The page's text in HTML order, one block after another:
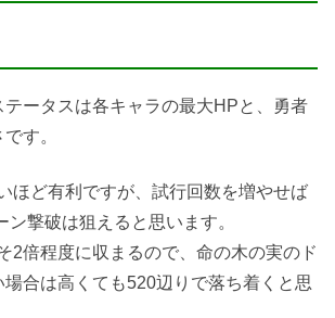
ータスは各キャラの最大HPと、勇者
す。
ほど有利ですが、試行回数を増やせば
ン撃破は狙えると思います。
2倍程度に収まるので、命の木の実のド
合は高くても520辺りで落ち着くと思